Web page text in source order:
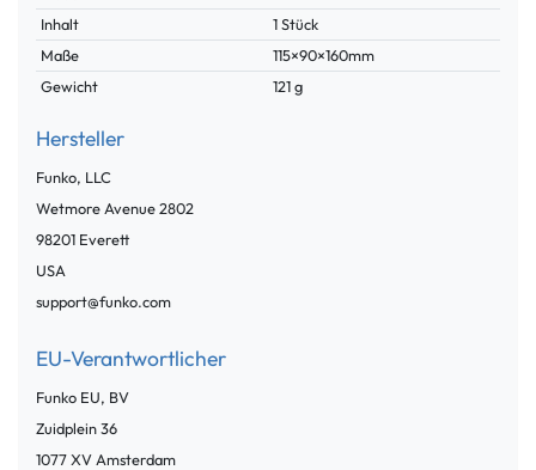
Inhalt
1 Stück
Maße
115×90×160mm
Gewicht
121 g
Hersteller
Funko, LLC
Wetmore Avenue2802
98201 Everett
USA
support@funko.com
EU-Verantwortlicher
Funko EU, BV
Zuidplein36
1077 XV Amsterdam